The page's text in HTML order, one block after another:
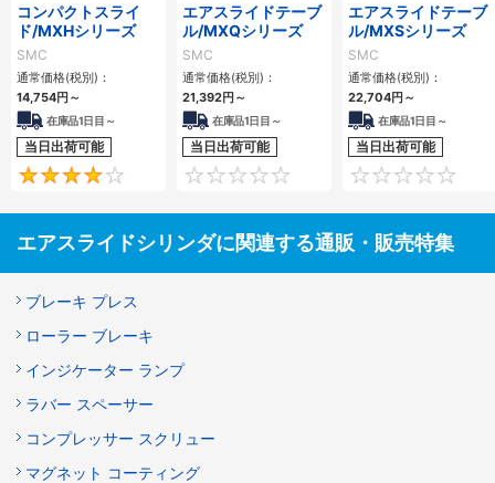
コンパクトスライ
ド/MXHシリーズ
SMC
通常価格(税別)：
14,754円～
在庫品1日目～
当日出荷可能
4
エアスライドテーブ
ル/MXQシリーズ
SMC
通常価格(税別)：
21,392円～
在庫品1日目～
当日出荷可能
0
エアスライドテーブ
ル/MXSシリーズ
SMC
通常価格(税別)：
22,704円～
在庫品1日目～
当日出荷可能
エアスライドシリンダに関連する通販・販売特集
ブレーキ プレス
ローラー ブレーキ
インジケーター ランプ
ラバー スペーサー
コンプレッサー スクリュー
マグネット コーティング